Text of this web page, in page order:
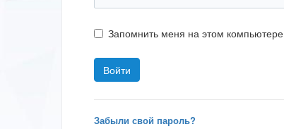
Запомнить меня на этом компьютере
Забыли свой пароль?